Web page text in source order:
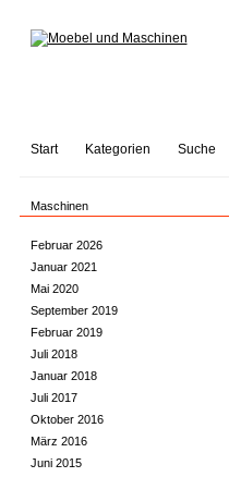
Start Kategorien Suche
Maschinen
Februar 2026
Januar 2021
Mai 2020
September 2019
Februar 2019
Juli 2018
Januar 2018
Juli 2017
Oktober 2016
März 2016
Juni 2015